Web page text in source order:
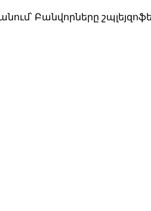
Բանվորները